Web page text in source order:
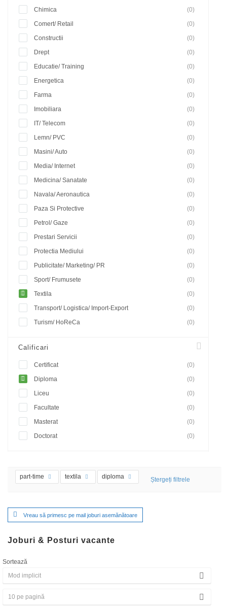
Chimica
(0)
Comert/ Retail
(0)
Constructii
(0)
Drept
(0)
Educatie/ Training
(0)
Energetica
(0)
Farma
(0)
Imobiliara
(0)
IT/ Telecom
(0)
Lemn/ PVC
(0)
Masini/ Auto
(0)
Media/ Internet
(0)
Medicina/ Sanatate
(0)
Navala/ Aeronautica
(0)
Paza Si Protective
(0)
Petrol/ Gaze
(0)
Prestari Servicii
(0)
Protectia Mediului
(0)
Publicitate/ Marketing/ PR
(0)
Sport/ Frumusete
(0)
Textila
(0)
Transport/ Logistica/ Import-Export
(0)
Turism/ HoReCa
(0)
Calificari
Certificat
(0)
Diploma
(0)
Liceu
(0)
Facultate
(0)
Masterat
(0)
Doctorat
(0)
part-time textila diploma Ștergeți filtrele
Vreau să primesc pe mail joburi asemănătoare
Joburi & Posturi vacante
Sortează